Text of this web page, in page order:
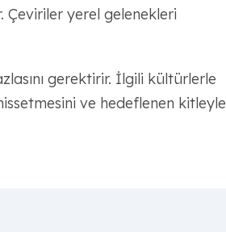
Çeviriler yerel gelenekleri
gerektirir. İlgili kültürlerle
ve hedeflenen kitleyle